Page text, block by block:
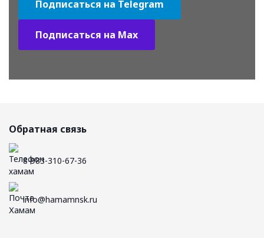
Подписаться на Telegram
Подписаться на Max
Обратная связь
8-983-310-67-36
info@hamamnsk.ru